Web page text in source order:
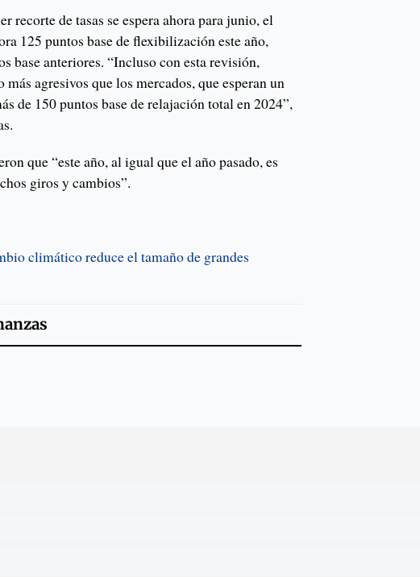
recorte de tasas se espera ahora para junio, el
125 puntos base de flexibilización este año,
base anteriores. “Incluso con esta revisión,
más agresivos que los mercados, que esperan un
de 150 puntos base de relajación total en 2024”,
que “este año, al igual que el año pasado, es
giros y cambios”.
climático reduce el tamaño de grandes